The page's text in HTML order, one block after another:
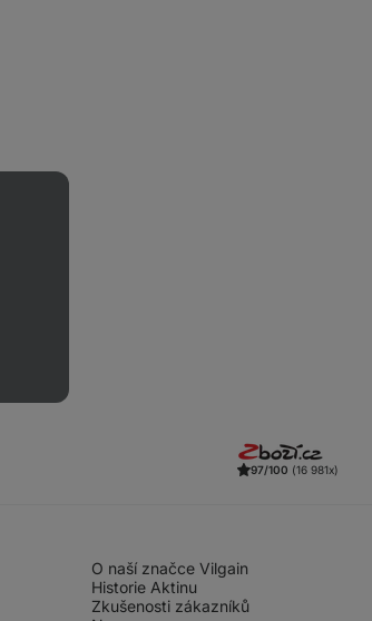
97/100 (16 981x)
O naší značce Vilgain
Historie Aktinu
Zkušenosti zákazníků